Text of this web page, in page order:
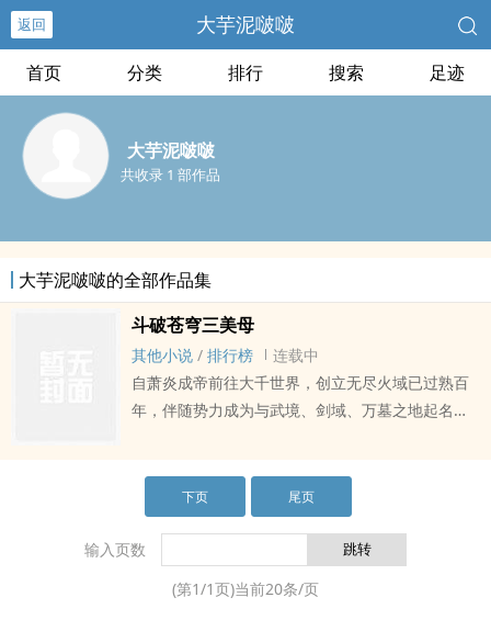
返回 大芋泥啵啵
首页 分类 排行 搜索 足迹
大芋泥啵啵
共收录 1 部作品
大芋泥啵啵的全部作品集
斗破苍穹三美母
其他小说 / 排行榜
连载中
自萧炎成帝前往大千世界，创立无尽火域已过熟百
年，伴随势力成为与武境、剑域、万墓之地起名的
薰儿与彩鳞打理，独自前往大千世界探寻关于晋升
的契机。
下页 尾页
输入页数
(第1/1页)当前20条/页